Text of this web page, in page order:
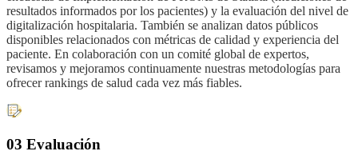
resultados informados por los pacientes) y la evaluación del nivel de
digitalización hospitalaria. También se analizan datos públicos
disponibles relacionados con métricas de calidad y experiencia del
paciente. En colaboración con un comité global de expertos,
revisamos y mejoramos continuamente nuestras metodologías para
ofrecer rankings de salud cada vez más fiables.
03 Evaluación